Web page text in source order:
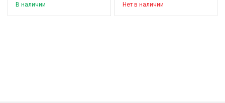
В наличии Нет в наличии